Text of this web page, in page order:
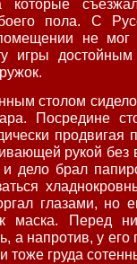
пола. С
не мог
игры
столом
Посредине
продвигая
рукой без
дело брал
глазами, но
маска. Перед
а напротив, у
тоже груда